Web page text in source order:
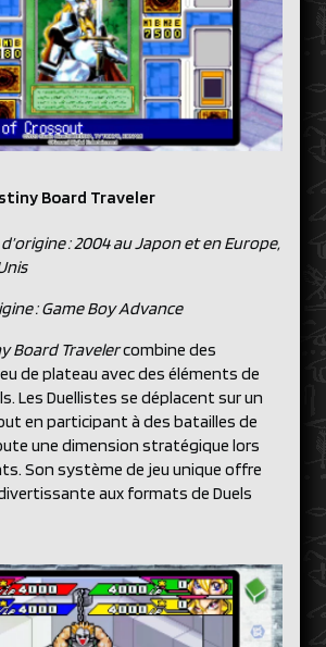
Board Traveler
: 2004 au Japon et en Europe,
: Game Boy Advance
Board Travelercombine des
de plateau avec des éléments de
Les Duellistes se déplacent sur un
en participant à des batailles de
une dimension stratégique lors
Son système de jeu unique offre
aux formats de Duels